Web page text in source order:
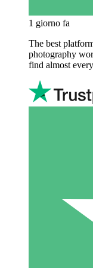
1 giorno fa
The best
photography
find almost